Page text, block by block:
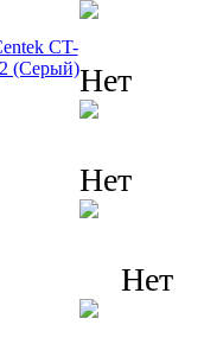
Нет
Нет
Нет